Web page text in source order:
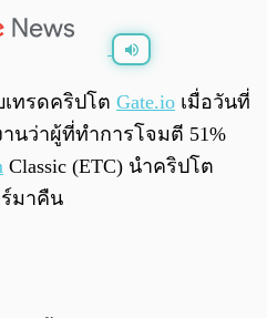
0:00
เทรดคริปโต Gate.io เมื่อวันที่
นว่าผู้ที่ทำการโจมตี 51%
Classic (ETC) นำคริปโต
ร์มาคืน